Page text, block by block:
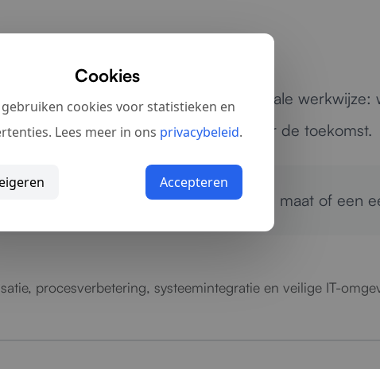
organisaties
of toe bent aan een efficiëntere digitale werkwijze:
schaalbaar is en klaar is voor de toekomst.
Neem contact opvoor een plan op maat of een
procesverbetering, systeemintegratie en veilige IT-
Cookies
cookies voor statistieken en
Lees meer in ons privacybeleid.
Accepteren